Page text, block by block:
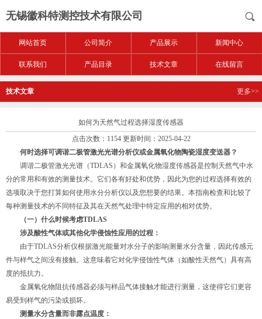
无锡徽科特测控技术有限公司
网站首页 公司简介 产品展示 新闻中心
联系我们 产品目录 技术文章 在线留言
技术文章 更多>>
如何为天然气过程选择湿度传感器
点击次数：1154 更新时间：2025-04-22
何时选择可调谐二极管激光光谱分析仪或金属氧化物陶瓷湿度变送器？
调谐二极管激光光谱（TDLAS）和金属氧化物湿度传感器是控制天然气中水
分的常用和有效的测量技术。它们各有好处和优势，因此为您的过程选择有效的
选项取决于您打算如何使用水分分析仪以及您想要的结果。本指南检查和比较了
每种测量技术的不同特征及其在天然气处理中特定应用的相对优势。
（一）什么时候考虑TDLAS
涉及酸性气体或其他化学侵蚀性应用的过程：
由于TDLAS分析仪根据激光能量对水分子的影响测量水分含量，因此传感元
件与样气之间没有接触。这意味着它对化学侵蚀性气体（如酸性天然气）具有高
度的抵抗力。
金属氧化物阻抗传感器必须与样品气体接触才能进行测量，这使得它们更容
易受到样气的污染或损坏。
测量水分含量而非露点温度：